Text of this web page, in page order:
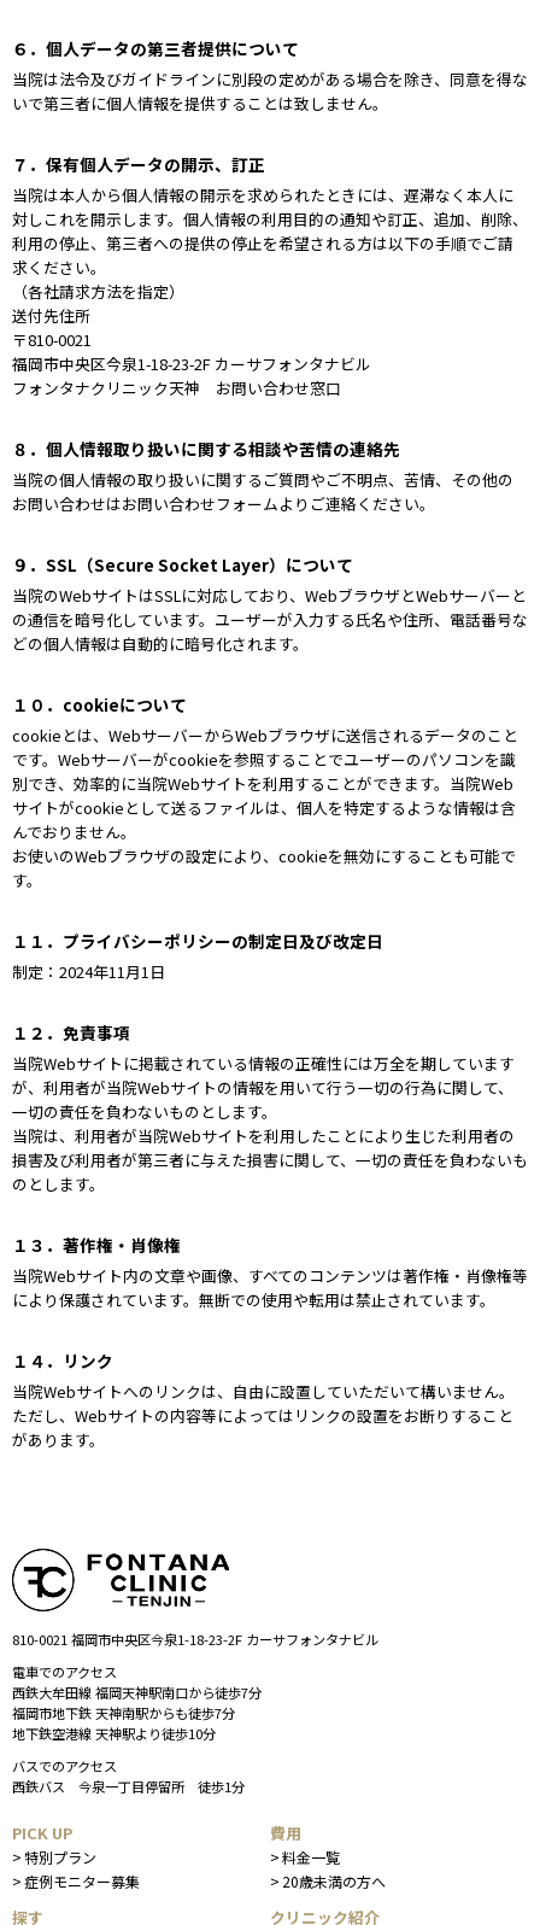
６．個人データの第三者提供について
当院は法令及びガイドラインに別段の定めがある場合を除き、同意を得な
いで第三者に個人情報を提供することは致しません。
７．保有個人データの開示、訂正
当院は本人から個人情報の開示を求められたときには、遅滞なく本人に
対しこれを開示します。個人情報の利用目的の通知や訂正、追加、削除、
利用の停止、第三者への提供の停止を希望される方は以下の手順でご請
求ください。
（各社請求方法を指定）
送付先住所
〒810-0021
福岡市中央区今泉1-18-23-2F カーサフォンタナビル
フォンタナクリニック天神 お問い合わせ窓口
８．個人情報取り扱いに関する相談や苦情の連絡先
当院の個人情報の取り扱いに関するご質問やご不明点、苦情、その他の
お問い合わせはお問い合わせフォームよりご連絡ください。
９．SSL（Secure Socket Layer）について
当院のWebサイトはSSLに対応しており、WebブラウザとWebサーバーと
の通信を暗号化しています。ユーザーが入力する氏名や住所、電話番号な
どの個人情報は自動的に暗号化されます。
１０．cookieについて
cookieとは、WebサーバーからWebブラウザに送信されるデータのこと
です。Webサーバーがcookieを参照することでユーザーのパソコンを識
別でき、効率的に当院Webサイトを利用することができます。当院Web
サイトがcookieとして送るファイルは、個人を特定するような情報は含
んでおりません。
お使いのWebブラウザの設定により、cookieを無効にすることも可能で
す。
１１．プライバシーポリシーの制定日及び改定日
制定：2024年11月1日
１２．免責事項
当院Webサイトに掲載されている情報の正確性には万全を期しています
が、利用者が当院Webサイトの情報を用いて行う一切の行為に関して、
一切の責任を負わないものとします。
当院は、利用者が当院Webサイトを利用したことにより生じた利用者の
損害及び利用者が第三者に与えた損害に関して、一切の責任を負わないも
のとします。
１３．著作権・肖像権
当院Webサイト内の文章や画像、すべてのコンテンツは著作権・肖像権等
により保護されています。無断での使用や転用は禁止されています。
１４．リンク
当院Webサイトへのリンクは、自由に設置していただいて構いません。
ただし、Webサイトの内容等によってはリンクの設置をお断りすること
があります。
810-0021 福岡市中央区今泉1-18-23-2F カーサフォンタナビル
電車でのアクセス
西鉄大牟田線 福岡天神駅南口から徒歩7分
福岡市地下鉄 天神南駅からも徒歩7分
地下鉄空港線 天神駅より徒歩10分
バスでのアクセス
西鉄バス 今泉一丁目停留所 徒歩1分
PICK UP
特別プラン
症例モニター募集
探す
費用
料金一覧
20歳未満の方へ
クリニック紹介